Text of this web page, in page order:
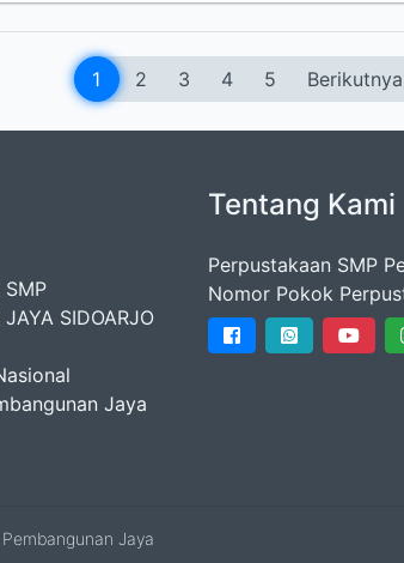
1 2 3 4 5 Berikutnya
SMP
SIDOARJO
Jaya
Tentang Kami
Perpustakaan SMP
Nomor Pokok
Jaya